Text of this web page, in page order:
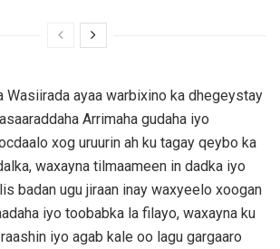
Wasiirada ayaa warbixino ka dhegeystay
Arrimaha gudaha iyo
xog uruurin ah ku tagay qeybo ka
waxayna tilmaameen in dadka iyo
badan ugu jiraan inay waxyeelo xoogan
iyo toobabka la filayo, waxayna ku
iyo agab kale oo lagu gargaaro